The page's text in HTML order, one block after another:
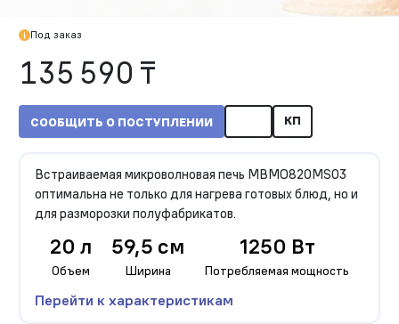
Под заказ
135 590 ₸
СООБЩИТЬ О ПОСТУПЛЕНИИ КП
Встраиваемая микроволновая печь MBMO820MS03
оптимальна не только для нагрева готовых блюд, но и
для разморозки полуфабрикатов.
20 л
Объем
59,5 см
Ширина
1250 Вт
Потребляемая мощность
Перейти к характеристикам